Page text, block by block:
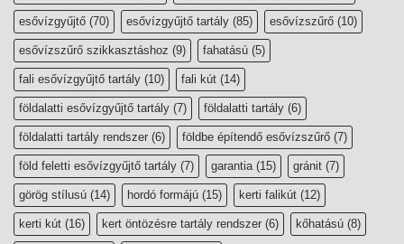
esővízgyűjtő (70) esővízgyűjtő tartály (85) esővízszűrő (10)
esővízszűrő szikkasztáshoz (9) fahatású (5)
fali esővízgyűjtő tartály (10) fali kút (14)
földalatti esővízgyűjtő tartály (7) földalatti tartály (6)
földalatti tartály rendszer (6) földbe építendő esővízszűrő (7)
föld feletti esővízgyűjtő tartály (7) garantia (15) gránit (7)
görög stílusú (14) hordó formájú (15) kerti falikút (12)
kerti kút (16) kert öntözésre tartály rendszer (6) kőhatású (8)